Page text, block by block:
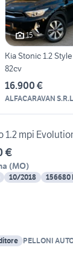
15
Kia Stonic 1.2
82cv
16.900 €
ALFACARAVAN S.R.L
1.2 mpi
€
(MO)
10/2018 156680
PELLONI